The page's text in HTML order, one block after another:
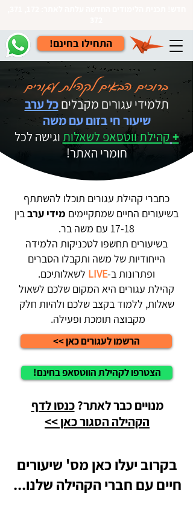
!התחילו בחינם
ברוכים הבאים לקהילת עגורים
תלמידי עגורים מקבליםכל ערב
שיעור חי בזום עם משה
+קהילת ווטסאפ לשאלותוגישה לכל
חומרי האתר!
כחברי קהילת עגורים תוכלו להשתתף
בשיעורים החיים שמתקיימים מידי ערבבין
17-18 עם משה בר.
בשיעורים תחשפו לטכניקות הלמידה
הייחודיות של משה ותקבלו הסברים
ופתרונות ב-LIVE לשאלותיכם.
קהילת עגורים היא המקום שלכם לשאול
שאלות, ללמוד בקצב שלכם ולהיות חלק
מקבוצה תומכת ופעילה.
הרשמו לעגורים כאן >>
הצטרפו לקהילת הווטסאפ בחינם!
מנויים כבר לאתר?כנסו לדף
הקהילה הסגור כאן >>
בקרוב יעלו כאן מס' שיעורים
חיים עם חברי הקהילה שלנו...